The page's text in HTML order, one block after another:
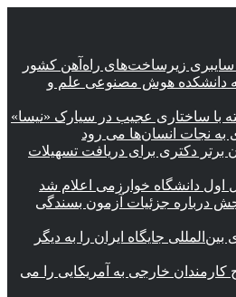
زیرساخت‌های راه‌آهن کشور
به دانشکده هوش مصنوعی علم و
با ساختاری عجیب در سیارک «نیسا»
به نجات انسان‌ها می رود
دکتری‌ برای دریافت تسهیلات
اول دانشگاه خوارزمی اعلام شد
درباره جزئیات آزمون بسندگی
جایگاه ایران را به دیگر
کارمندان خارجی به آمریکایی را می